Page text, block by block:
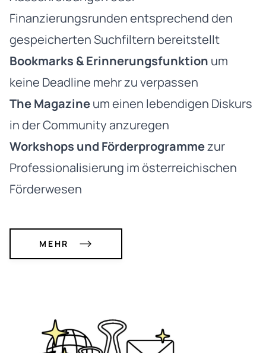
Finanzierungsrunden entsprechend den
gespeicherten Suchfiltern bereitstellt
Bookmarks & Erinnerungsfunktion um
keine Deadline mehr zu verpassen
The Magazineum einen lebendigen Diskurs
in der Community anzuregen
Workshops und Förderprogrammezur
Professionalisierung im österreichischen
Förderwesen
MEHR